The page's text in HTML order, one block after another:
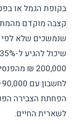
בקופת הגמל או
קצבה מוקדם
שנמשכים שלא לפי
200,000 ₪
הפחתת הצבירה
לשארית החיים.